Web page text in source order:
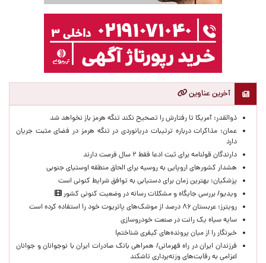
آخرین عناوین
ذوالقدر: آمریکا تا رفتارش را تصحیح نکند تنگه هرمز باز نخواهد شد
عمان: مذاکرات درباره ترتیبات دریانوردی در تنگه هرمز در فضای مثبت جریان
دارد
دارندگان قولنامه برای ثبت ادعا فقط ۲ سال فرصت دارند
هشدار کشورهای اروپایی به روسیه برای الحاق منطقه اوستیای جنوبی
پزشکیان‌: بهترین زمان برای دستیابی به توافق شرایط کنونی است
ویدیو/ بررسی جایگاه و مشکلات رسانه در وضعیت کنونی کشور
رویترز: عربستان ۸۶ درصد از موشک‌های پاتریوت خود را استفاده کرده است
سایه سیاه یک رانت در صنعت خودروسازی
خبرنگار را از میان پرونده‌های کیفری شناختم!
​فرزندان ایران در راه قهرمانی/ همراهی بانک صادرات ایران با نوجوانان و جوانان
اعزامی به رقابت‌های وزنه‌برداری تاشکند